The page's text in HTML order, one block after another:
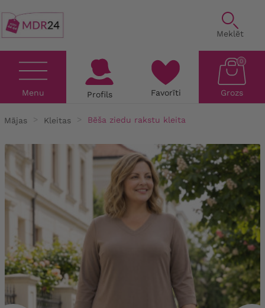
Meklēt
Menu Profils Favorīti Grozs
0
Mājas Kleitas Bēša ziedu rakstu kleita